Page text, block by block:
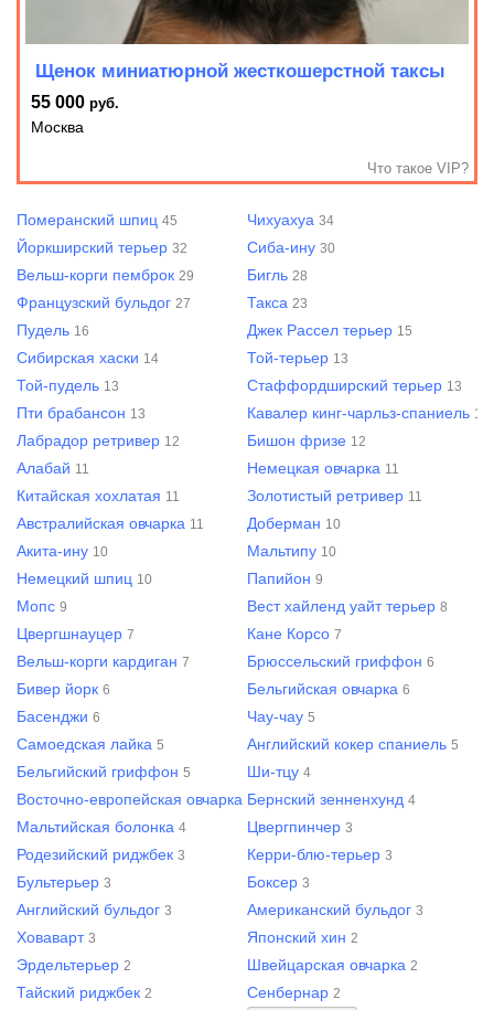
Щенок миниатюрной жесткошерстной таксы
55 000 руб.
Москва
Что такое VIP?
Померанский шпиц 45 Чихуахуа 34
Йоркширский терьер 32 Сиба-ину 30
Вельш-корги пемброк 29 Бигль 28
Французский бульдог 27 Такса 23
Пудель 16 Джек Рассел терьер 15
Сибирская хаски 14 Той-терьер 13
Той-пудель 13 Стаффордширский терьер 13
Пти брабансон 13 Кавалер кинг-чарльз-спаниель 13
Лабрадор ретривер 12 Бишон фризе 12
Алабай 11 Немецкая овчарка 11
Китайская хохлатая 11 Золотистый ретривер 11
Австралийская овчарка 11 Доберман 10
Акита-ину 10 Мальтипу 10
Немецкий шпиц 10 Папийон 9
Мопс 9 Вест хайленд уайт терьер 8
Цвергшнауцер 7 Кане Корсо 7
Вельш-корги кардиган 7 Брюссельский гриффон 6
Бивер йорк 6 Бельгийская овчарка 6
Басенджи 6 Чау-чау 5
Самоедская лайка 5 Английский кокер спаниель 5
Бельгийский гриффон 5 Ши-тцу 4
Восточно-европейская овчарка 4
Бернский зенненхунд 4
Мальтийская болонка 4 Цвергпинчер 3
Родезийский риджбек 3 Керри-блю-терьер 3
Бультерьер 3 Боксер 3
Английский бульдог 3 Американский бульдог 3
Ховаварт 3 Японский хин 2
Эрдельтерьер 2 Швейцарская овчарка 2
Тайский риджбек 2 Сенбернар 2